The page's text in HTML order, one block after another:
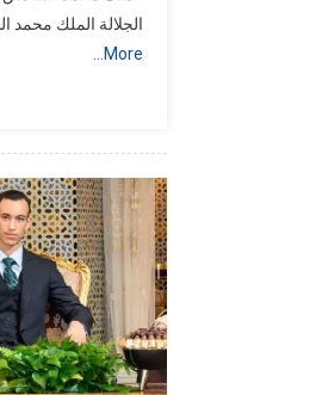
الجلالة الملك محمد
More…